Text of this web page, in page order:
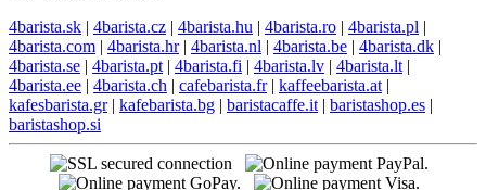
4barista.sk | 4barista.cz | 4barista.hu | 4barista.ro | 4barista.pl |
4barista.com | 4barista.hr| 4barista.nl | 4barista.be | 4barista.dk |
4barista.se | 4barista.pt | 4barista.fi | 4barista.lv | 4barista.lt |
4barista.ee | 4barista.ch | cafebarista.fr| kaffeebarista.at |
kafesbarista.gr| kafebarista.bg | baristacaffe.it | baristashop.es |
baristashop.si